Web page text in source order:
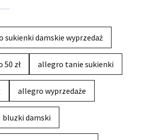
sukienki damskie wyprzedaż
50 zł allegro tanie sukienki
allegro wyprzedaże
bluzki damski